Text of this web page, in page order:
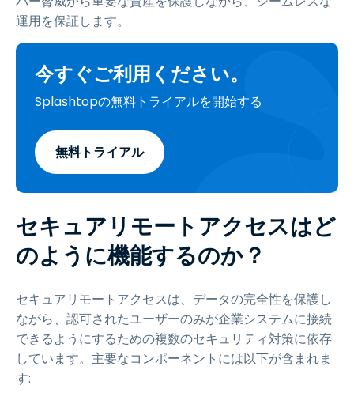
運用を保証します。
今すぐご利用ください。
Splashtopの無料トライアルを開始する
無料トライアル
セキュアリモートアクセスはど
のように機能するのか？
セキュアリモートアクセスは、データの完全性を保護し
ながら、認可されたユーザーのみが企業システムに接続
できるようにするための複数のセキュリティ対策に依存
しています。主要なコンポーネントには以下が含まれま
す: